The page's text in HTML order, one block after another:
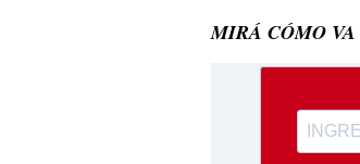
MIRÁ CÓMO